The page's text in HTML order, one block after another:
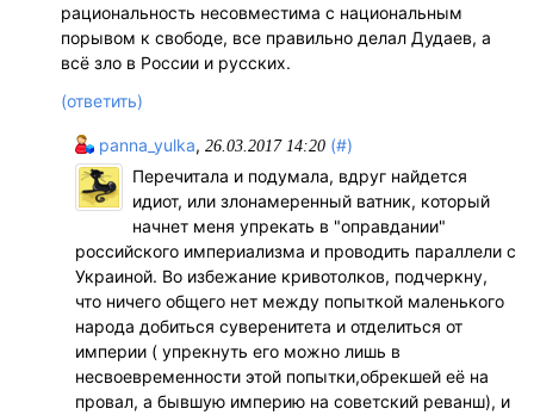
рациональность несовместима с национальным
порывом к свободе, все правильно делал Дудаев, а
всё зло в России и русских.
(ответить)
panna_yulka, 26.03.2017 14:20 (#)
Перечитала и подумала, вдруг найдется
идиот, или злонамеренный ватник, который
начнет меня упрекать в "оправдании"
российского империализма и проводить параллели с
Украиной. Во избежание кривотолков, подчеркну,
что ничего общего нет между попыткой маленького
народа добиться суверенитета и отделиться от
империи ( упрекнуть его можно лишь в
несвоевременности этой попытки,обрекшей её на
провал, а бывшую империю на советский реванш), и